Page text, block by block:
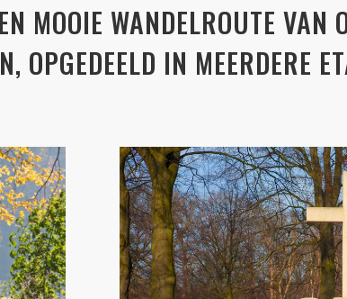
MOOIE WANDELROUTE VAN
OPGEDEELD IN MEERDERE